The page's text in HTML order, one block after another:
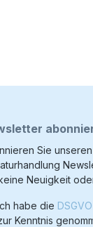
Sie
Neuigkeit
habe die
Kenntnis